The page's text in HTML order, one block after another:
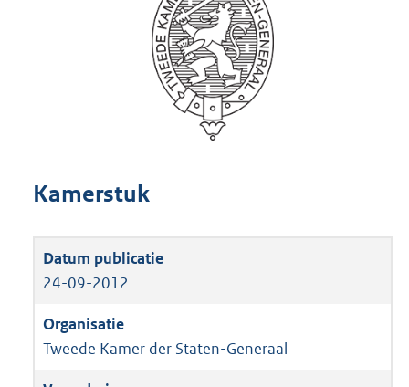
Kamerstuk
24-09-2012
Tweede Kamer der Staten-Generaal